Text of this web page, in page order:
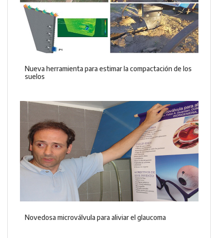
Nueva herramienta para estimar la compactación de los
suelos
Novedosa microválvula para aliviar el glaucoma